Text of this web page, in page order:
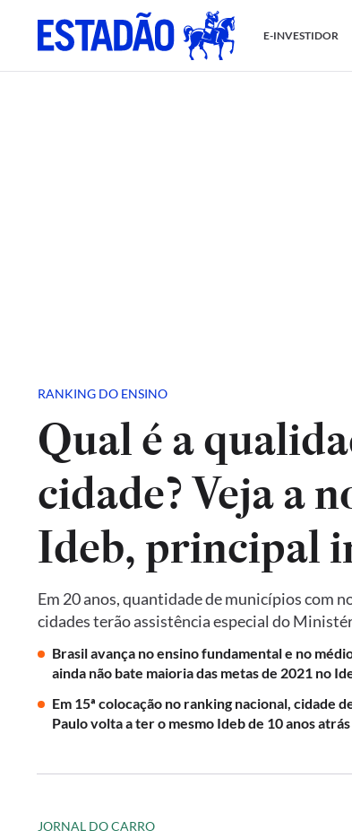
E-INVESTIDOR
RANKING DO ENSINO
Qual é a
cidade? Veja a
Em 20 anos, quantidade de municípios com
cidades terão assistência especial do
Brasil avança no ensino fundamental e no
ainda não bate maioria das metas de 2021 no
Em 15ª colocação no ranking nacional, cidade
Paulo volta a ter o mesmo Ideb de 10 anos atrás
JORNAL DO CARRO